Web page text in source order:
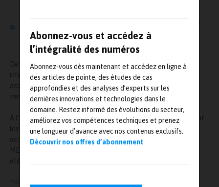
Abonnez-vous et accédez à
l’intégralité des numéros
Abonnez-vous dès maintenant et accédez en ligne à
des articles de pointe, des études de cas
approfondies et des analyses d’experts sur les
dernières innovations et technologies dans le
domaine. Restez informé des évolutions du secteur,
améliorez vos compétences techniques et prenez
une longueur d’avance avec nos contenus exclusifs.
Découvrir nos offres d’abonnement
de la cabine. Ce paramètre est directement lié à la
transmission des bruits externes et internes.
De plus, des cartographies de bruit ont été établies par
intensimétrie, permettant de visualiser les points faibles
acoustiques et les sources prépondérantes, notamment la
ventilation ou la climatisation.
À l’issue de cette étude, notre client a reçu un rapport détaillant
les résultats obtenus, et confirmant le niveau de confort
acoustique du jet VIP. Sur la base des analyses menées par
METRAVIB ENGINEERING, des propositions d’amélioration ont
été formulées pour optimiser le confort acoustique à bord.
Pour en savoir plus